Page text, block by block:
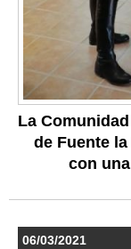
La
de Fuente
con
06/03/2021